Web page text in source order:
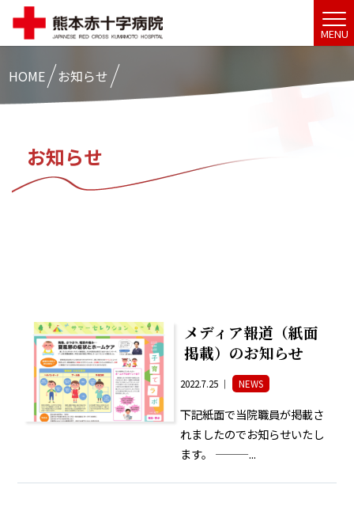
MENU
HOME お知らせ
お知らせ
メディア報道（紙面
掲載）のお知らせ
2022.7.25 ｜ NEWS
下記紙面で当院職員が掲載さ
れましたのでお知らせいたし
ます。 ———...